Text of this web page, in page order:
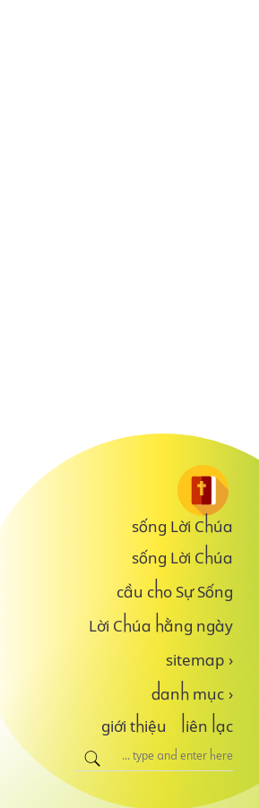
sống Lời Chúa
sống Lời Chúa
cầu cho Sự Sống
Lời Chúa hằng ngày
sitemap ›
danh mục ›
giới thiệu
liên lạc